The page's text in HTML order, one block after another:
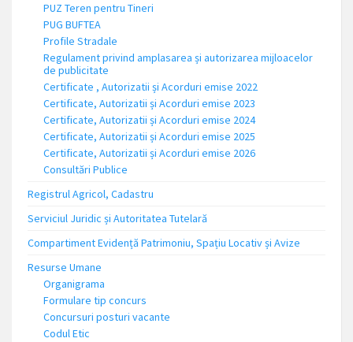
PUZ Teren pentru Tineri
PUG BUFTEA
Profile Stradale
Regulament privind amplasarea și autorizarea mijloacelor
de publicitate
Certificate , Autorizatii și Acorduri emise 2022
Certificate, Autorizatii și Acorduri emise 2023
Certificate, Autorizatii și Acorduri emise 2024
Certificate, Autorizatii și Acorduri emise 2025
Certificate, Autorizatii și Acorduri emise 2026
Consultări Publice
Registrul Agricol, Cadastru
Serviciul Juridic și Autoritatea Tutelară
Compartiment Evidență Patrimoniu, Spațiu Locativ și Avize
Resurse Umane
Organigrama
Formulare tip concurs
Concursuri posturi vacante
Codul Etic